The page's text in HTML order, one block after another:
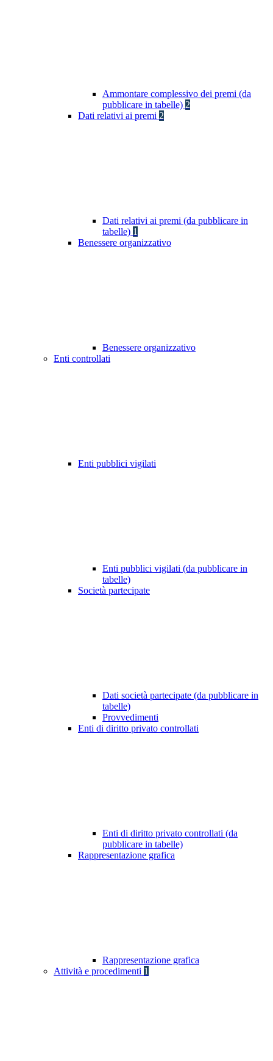
Ammontare complessivo dei premi (da
pubblicare in tabelle) 2
Dati relativi ai premi 2
Dati relativi ai premi (da pubblicare in
tabelle) 1
Benessere organizzativo
Benessere organizzativo
Enti controllati
Enti pubblici vigilati
Enti pubblici vigilati (da pubblicare in
tabelle)
Società partecipate
Dati società partecipate (da pubblicare in
tabelle)
Provvedimenti
Enti di diritto privato controllati
Enti di diritto privato controllati (da
pubblicare in tabelle)
Rappresentazione grafica
Rappresentazione grafica
Attività e procedimenti 1